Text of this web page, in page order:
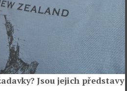
Jsou jejich představy o